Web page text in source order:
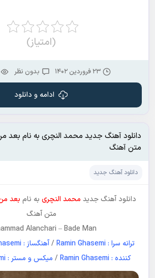
(امتیاز)
۲۳ فروردین ۱۴۰۲ بدون نظر
ادامه و دانلود
دانلود آهنگ جدید محمد النچری به نام بعد
متن آهنگ
دانلود آهنگ جدید
دانلود آهنگ جدید محمد النچری به نام بعد
متن آهنگ
Alanchari –Bade Man
ترانه سرا : Ramin Ghasemi
/آهنگساز : Ramin Ghasemi
کننده : Ramin Ghasemi
/ میکس و مستر : Ramin Ghasemi